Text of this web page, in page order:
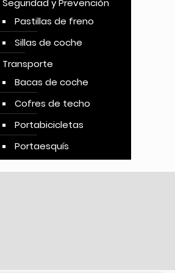
Seguridad y Prevención
Pastillas de freno
Sillas de coche
Transporte
Bacas de coche
Cofres de techo
Portabicicletas
Portaesquís